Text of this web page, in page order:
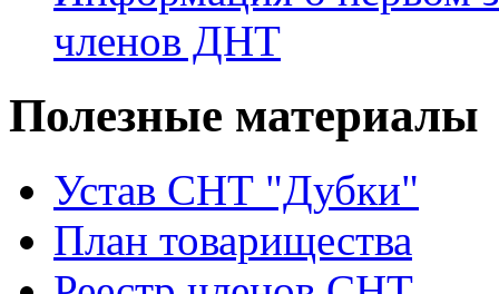
членов ДНТ
Полезные материалы
Устав CНТ "Дубки"
План товарищества